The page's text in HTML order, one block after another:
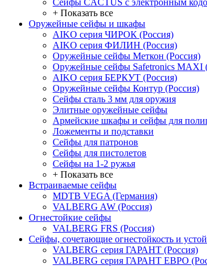
Сейфы CACTUS с электронным
+ Показать все
Оружейные сейфы и шкафы
AIKO серия ЧИРОК (Россия)
AIKO серия ФИЛИН (Россия)
Оружейные сейфы Меткон (Россия)
Оружейные сейфы Safetronics MAXI
AIKO серия БЕРКУТ (Россия)
Оружейные сейфы Контур (Россия)
Сейфы сталь 3 мм для оружия
Элитные оружейные сейфы
Армейские шкафы и сейфы для
Ложементы и подставки
Сейфы для патронов
Сейфы для пистолетов
Сейфы на 1-2 ружья
+ Показать все
Встраиваемые сейфы
MDTB VEGA (Германия)
VALBERG AW (Россия)
Огнестойкие сейфы
VALBERG FRS (Россия)
Сейфы, сочетающие огнестойкость и
VALBERG серия ГАРАНТ (Россия)
VALBERG серия ГАРАНТ ЕВРО